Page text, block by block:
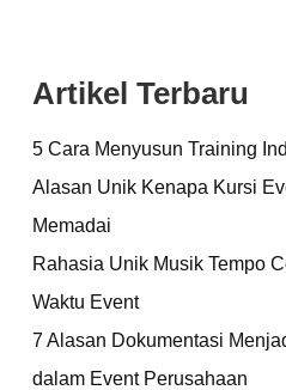
Artikel Terbaru
5 Cara Menyusun Training
Alasan Unik Kenapa Kursi
Memadai
Rahasia Unik Musik Tempo
Waktu Event
7 Alasan Dokumentasi
dalam Event Perusahaan